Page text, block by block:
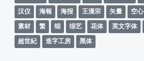
汉仪
海報 海报 王漢宗 矢量 空心
素材
繁 细 综艺 花体 英文字体
超世紀
造字工房 黑体